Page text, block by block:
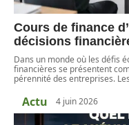
Cours de finance
décisions
Dans un monde où les défis
financières se présentent
pérennité des entreprises. Les
Actu 4 juin 2026